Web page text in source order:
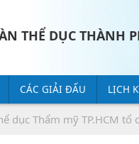
THỂ DỤC THÀNH
CÁC GIẢI ĐẤU LỊCH
dục Thẩm mỹ TP.HCM